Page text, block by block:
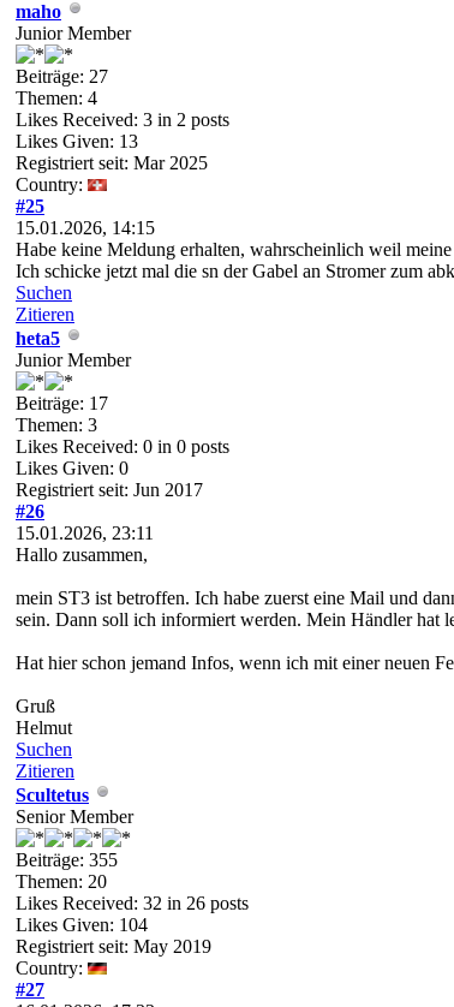
maho
Junior Member
Beiträge: 27
Themen: 4
Likes Received: 3 in 2 posts
Likes Given: 13
Registriert seit: Mar 2025
Country:
#25
15.01.2026, 14:15
Habe keine Meldung erhalten, wahrscheinlich weil
Ich schicke jetzt mal die sn der Gabel an Stromer zum
Suchen
Zitieren
heta5
Junior Member
Beiträge: 17
Themen: 3
Likes Received: 0 in 0 posts
Likes Given: 0
Registriert seit: Jun 2017
#26
15.01.2026, 23:11
Hallo zusammen,
mein ST3 ist betroffen. Ich habe zuerst eine Mail und
sein. Dann soll ich informiert werden. Mein Händler hat
Hat hier schon jemand Infos, wenn ich mit einer neuen
Gruß
Helmut
Suchen
Zitieren
Scultetus
Senior Member
Beiträge: 355
Themen: 20
Likes Received: 32 in 26 posts
Likes Given: 104
Registriert seit: May 2019
Country:
#27